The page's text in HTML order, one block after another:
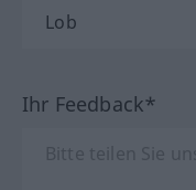
Ihr Feedback*